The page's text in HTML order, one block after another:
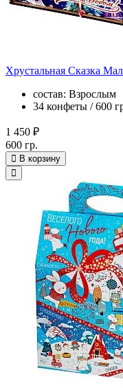
Хрустальная Сказка
состав: Взрослым
34 конфеты / 600
1 450 ₽
600 гр.
В корзину